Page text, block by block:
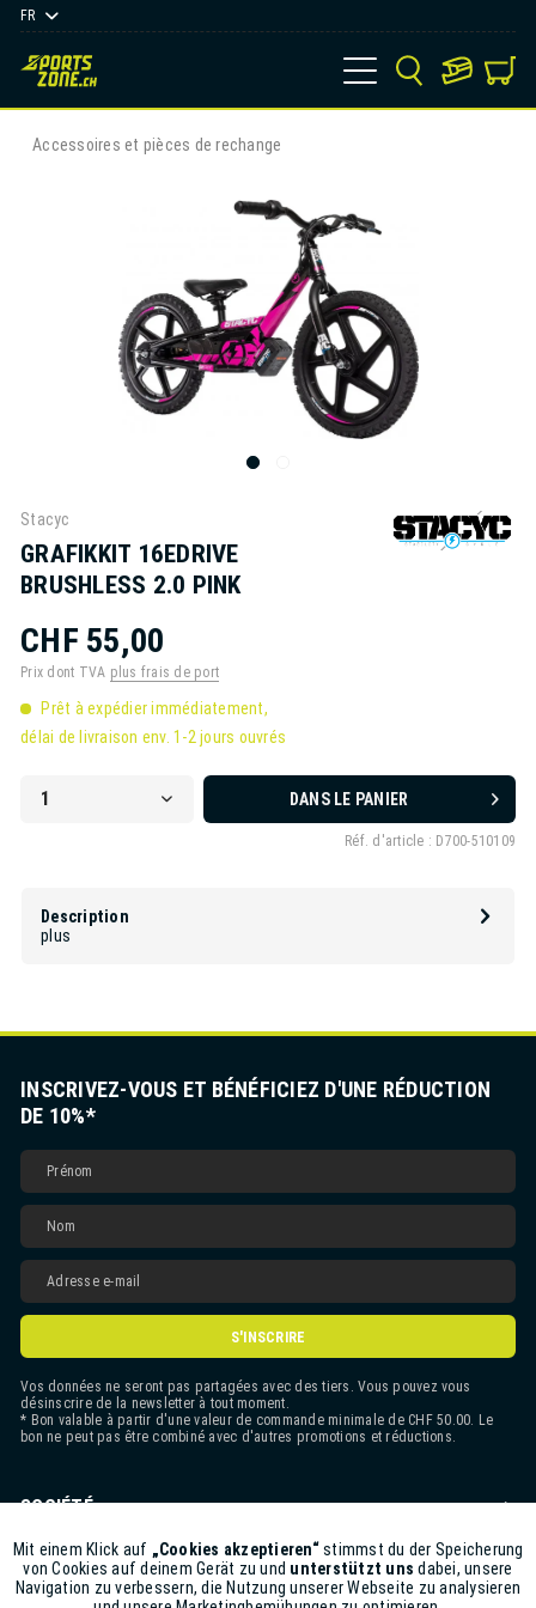
FR
Accessoires et pièces de rechange
Stacyc
GRAFIKKIT 16EDRIVE
BRUSHLESS 2.0 PINK
CHF 55,00
Prix dont TVA plus frais de port
Prêt à expédier immédiatement,
délai de livraison env. 1-2 jours ouvrés
DANS LE PANIER
Réf. d'article : D700-510109
Description
plus
INSCRIVEZ-VOUS ET BÉNÉFICIEZ D'UNE RÉDUCTION
DE 10%*
S'INSCRIRE
Vos données ne seront pas partagées avec des tiers. Vous pouvez vous
désinscrire de la newsletter à tout moment.
* Bon valable à partir d'une valeur de commande minimale de CHF 50.00. Le
bon ne peut pas être combiné avec d'autres promotions et réductions.
SOCIÉTÉ
CONTACT
ASSISTANCE BOUTIQUE
Funktionale Aktiv
Mit einem Klick auf „Cookies akzeptieren“stimmst du der Speicherung
von Cookies auf deinem Gerät zu und unterstützt uns dabei, unsere
Navigation zu verbessern, die Nutzung unserer Webseite zu analysieren